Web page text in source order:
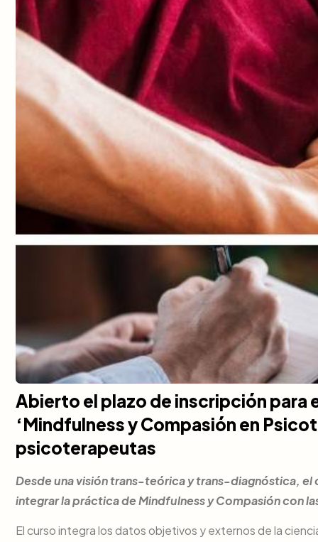
Abierto el plazo de inscripción para
‘Mindfulness y Compasión en
psicoterapeutas
Desde una visión trans-teórica y trans-diagnóstica,
integrar la práctica de Mindfulness y Compasión con
El curso integra los datos objetivos y externos de la